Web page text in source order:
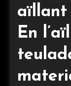
aïllant
En